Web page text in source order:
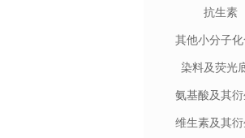
抗生素
其他小分子
染料及荧光
氨基酸及其
维生素及其